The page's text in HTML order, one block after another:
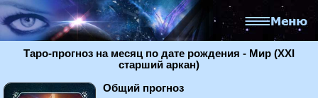
Таро-прогноз на месяц по дате рождения - Мир (XXI
старший аркан)
Общий прогноз